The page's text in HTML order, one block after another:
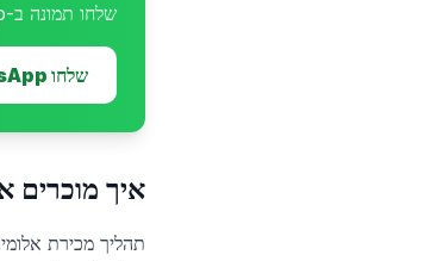
שלחו תמונה ב-WhatsApp — הצעה מקצועית תוך שעה, איסוף מ-50 ק״ג
שלחו WhatsApp עכשיו
איך מוכרים